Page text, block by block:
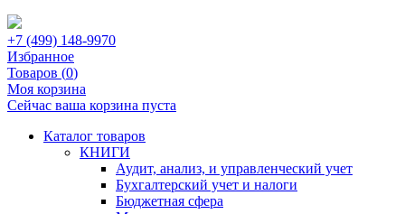
+7 (499) 148-9970
Избранное
Товаров (0)
Моя корзина
Сейчас ваша корзина пуста
Каталог товаров
КНИГИ
Аудит, анализ, и управленческий учет
Бухгалтерский учет и налоги
Бюджетная сфера